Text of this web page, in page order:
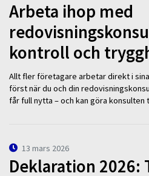
Arbeta ihop med
kontroll och
Allt fler företagare arbetar direkt i
först när du och din
får full nytta – och kan göra
13 mars 2026
Deklaration 2026: